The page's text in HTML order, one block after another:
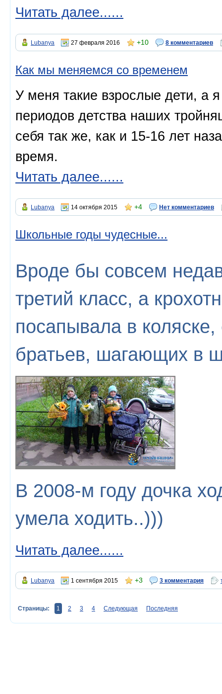
Читать далее......
Lubanya 27 февраля 2016 +10 8 комментариев
Как мы меняемся со временем
У меня такие взрослые дети, а
периодов детства наших
себя так же, как и 15-16 лет
время.
Читать далее......
Lubanya 14 октября 2015 +4 Нет комментариев
Школьные годы чудесные...
Вроде бы совсем
третий класс, а
посапывала в
братьев, шагающих в
В 2008-м году дочка
умела ходить..)))
Читать далее......
Lubanya 1 сентября 2015 +3 3 комментария
Страницы: 1 2 3 4 Следующая Последняя